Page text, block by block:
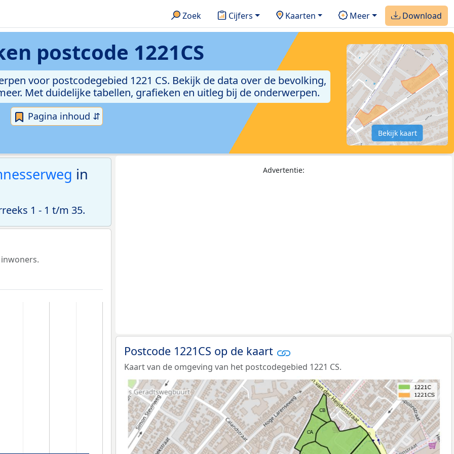
Zoek Cijfers Kaarten Meer Download
postcode 1221CS
voor postcodegebied 1221 CS. Bekijk de data over de bevolking,
Met duidelijke tabellen, grafieken en uitleg bij de onderwerpen.
Pagina inhoud ⇵
Bekijk kaart
in
1 - 1 t/m 35.
Advertentie:
Postcode 1221CS op de kaart
Kaart van de omgeving van het postcodegebied 1221 CS.